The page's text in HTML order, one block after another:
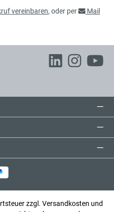
exkl. 24,70 € MwSt.
154,70 € inkl. MwSt.
72,00 €*
106,00 €*
vereinbaren, oder per
Mail
zzgl. Versandkosten und